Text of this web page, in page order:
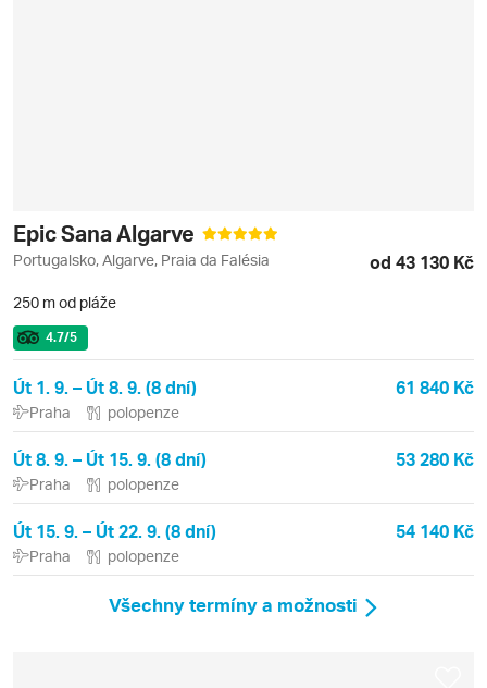
Epic Sana Algarve
Portugalsko, Algarve, Praia da Falésia od 43 130 Kč
250 m od pláže
4.7/5
Út 1. 9. – Út 8. 9. (8 dní) 61 840 Kč
Praha polopenze
Út 8. 9. – Út 15. 9. (8 dní) 53 280 Kč
Praha polopenze
Út 15. 9. – Út 22. 9. (8 dní) 54 140 Kč
Praha polopenze
Všechny termíny a možnosti